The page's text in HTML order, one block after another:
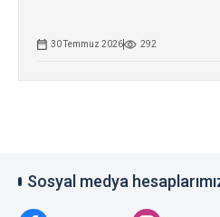
30 Temmuz 2026 292
Sosyal medya